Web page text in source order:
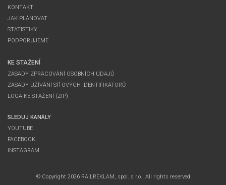
KONTAKT
JAK PLÁNOVAT
STATISTIKY
PODPORUJEME
KE STAŽENÍ
ZÁSADY ZPRACOVÁNÍ OSOBNÍCH ÚDAJŮ
ZÁSADY UŽÍVÁNÍ SÍŤOVÝCH IDENTIFIKÁTORŮ
LOGA KE STAŽENÍ (ZIP)
SLEDUJ KANÁLY
YOUTUBE
FACEBOOK
INSTAGRAM
© Copyright 2026 RAILREKLAM, spol. s r.o., All rights reserved